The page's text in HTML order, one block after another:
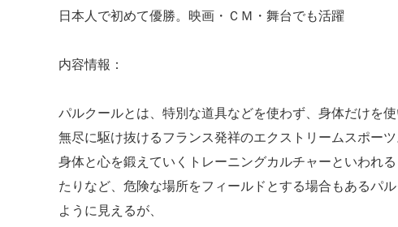
日本人で初めて優勝。映画・ＣＭ・舞台でも活躍
内容情報：
パルクールとは、特別な道具などを使わず、身体だけを
無尽に駆け抜けるフランス発祥のエクストリームスポー
身体と心を鍛えていくトレーニングカルチャーといわれ
たりなど、危険な場所をフィールドとする場合もあるパ
ように見えるが、